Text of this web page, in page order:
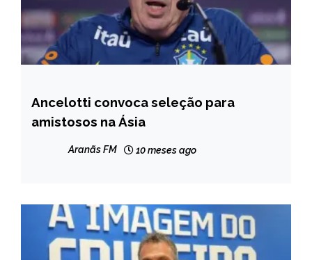
ESPORTES
NOTÍCIAS
Ancelotti convoca seleção para
amistosos na Ásia
Aranãs FM 10 meses ago